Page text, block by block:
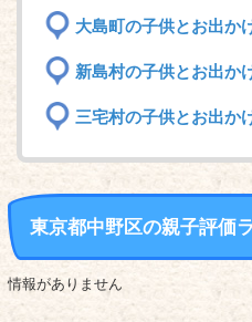
大島町の子供とお出か
新島村の子供とお出か
三宅村の子供とお出か
東京都中野区の親子評価
情報がありません